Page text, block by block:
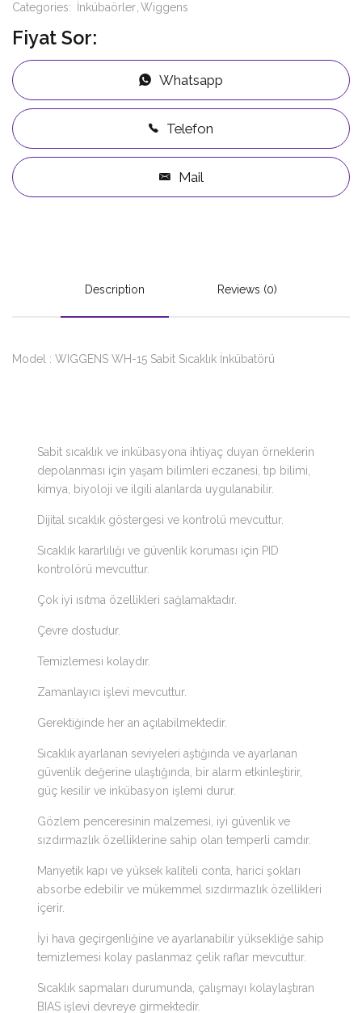
Categories: İnkübaörler Wiggens
Fiyat Sor:
Whatsapp
Telefon
Mail
Description Reviews (0)
Model : WIGGENS WH-15 Sabit Sıcaklık İnkübatörü
Sabit sıcaklık ve inkübasyona ihtiyaç duyan örneklerin
depolanması için yaşam bilimleri eczanesi, tıp bilimi,
kimya, biyoloji ve ilgili alanlarda uygulanabilir.
Dijital sıcaklık göstergesi ve kontrolü mevcuttur.
Sıcaklık kararlılığı ve güvenlik koruması için PID
kontrolörü mevcuttur.
Çok iyi ısıtma özellikleri sağlamaktadır.
Çevre dostudur.
Temizlemesi kolaydır.
Zamanlayıcı işlevi mevcuttur.
Gerektiğinde her an açılabilmektedir.
Sıcaklık ayarlanan seviyeleri aştığında ve ayarlanan
güvenlik değerine ulaştığında, bir alarm etkinleştirir,
güç kesilir ve inkübasyon işlemi durur.
Gözlem penceresinin malzemesi, iyi güvenlik ve
sızdırmazlık özelliklerine sahip olan temperli camdır.
Manyetik kapı ve yüksek kaliteli conta, harici şokları
absorbe edebilir ve mükemmel sızdırmazlık özellikleri
içerir.
İyi hava geçirgenliğine ve ayarlanabilir yüksekliğe sahip
temizlemesi kolay paslanmaz çelik raflar mevcuttur.
Sıcaklık sapmaları durumunda, çalışmayı kolaylaştıran
BIAS işlevi devreye girmektedir.